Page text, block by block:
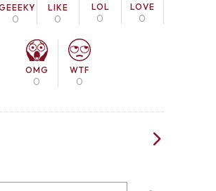
0
LIKE
0
LOL
0
LOVE
0
OMG
0
WTF
0